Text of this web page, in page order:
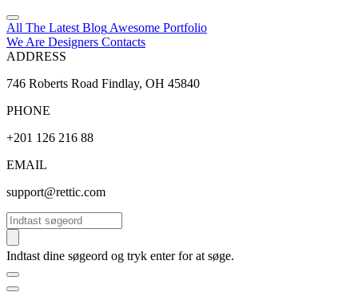
All The Latest Blog Awesome Portfolio
We Are Designers Contacts
ADDRESS
746 Roberts Road Findlay, OH 45840
PHONE
+201 126 216 88
EMAIL
support@rettic.com
Søg
Indtast dine søgeord og tryk enter for at søge.